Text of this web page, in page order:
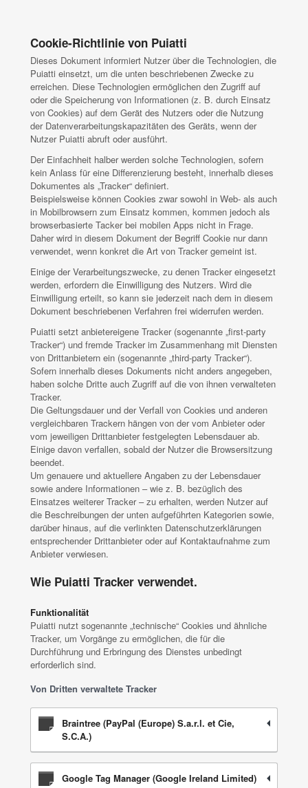
Cookie-Richtlinie von Puiatti
Dieses Dokument informiert Nutzer über die Technologien, die
Puiatti einsetzt, um die unten beschriebenen Zwecke zu
erreichen. Diese Technologien ermöglichen den Zugriff auf
oder die Speicherung von Informationen (z. B. durch Einsatz
von Cookies) auf dem Gerät des Nutzers oder die Nutzung
der Datenverarbeitungskapazitäten des Geräts, wenn der
Nutzer Puiatti abruft oder ausführt.
Der Einfachheit halber werden solche Technologien, sofern
kein Anlass für eine Differenzierung besteht, innerhalb dieses
Dokumentes als „Tracker“ definiert.
Beispielsweise können Cookies zwar sowohl in Web- als auch
in Mobilbrowsern zum Einsatz kommen, kommen jedoch als
browserbasierte Tacker bei mobilen Apps nicht in Frage.
Daher wird in diesem Dokument der Begriff Cookie nur dann
verwendet, wenn konkret die Art von Tracker gemeint ist.
Einige der Verarbeitungszwecke, zu denen Tracker eingesetzt
werden, erfordern die Einwilligung des Nutzers. Wird die
Einwilligung erteilt, so kann sie jederzeit nach dem in diesem
Dokument beschriebenen Verfahren frei widerrufen werden.
Puiatti setzt anbietereigene Tracker (sogenannte „first-party
Tracker“) und fremde Tracker im Zusammenhang mit Diensten
von Drittanbietern ein (sogenannte „third-party Tracker“).
Sofern innerhalb dieses Dokuments nicht anders angegeben,
haben solche Dritte auch Zugriff auf die von ihnen verwalteten
Tracker.
Die Geltungsdauer und der Verfall von Cookies und anderen
vergleichbaren Trackern hängen von der vom Anbieter oder
vom jeweiligen Drittanbieter festgelegten Lebensdauer ab.
Einige davon verfallen, sobald der Nutzer die Browsersitzung
beendet.
Um genauere und aktuellere Angaben zu der Lebensdauer
sowie andere Informationen – wie z. B. bezüglich des
Einsatzes weiterer Tracker – zu erhalten, werden Nutzer auf
die Beschreibungen der unten aufgeführten Kategorien sowie,
darüber hinaus, auf die verlinkten Datenschutzerklärungen
entsprechender Drittanbieter oder auf Kontaktaufnahme zum
Anbieter verwiesen.
Wie Puiatti Tracker verwendet.
Funktionalität
Puiatti nutzt sogenannte „technische“ Cookies und ähnliche
Tracker, um Vorgänge zu ermöglichen, die für die
Durchführung und Erbringung des Dienstes unbedingt
erforderlich sind.
Von Dritten verwaltete Tracker
Braintree (PayPal (Europe) S.a.r.l. et Cie,
S.C.A.)
Google Tag Manager (Google Ireland Limited)